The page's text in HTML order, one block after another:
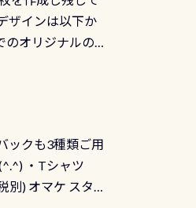
ザインは以下か
のオリジナルの
ックも3種類ご用
・Tシャツ
別) オマケ スタ